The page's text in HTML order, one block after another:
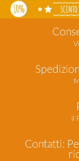
il
Contatti: